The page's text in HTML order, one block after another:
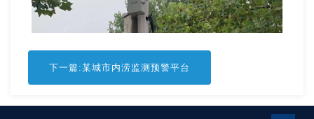
下一篇:某城市内涝监测预警平台